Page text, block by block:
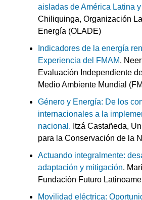
aisladas de América Latina
Chiliquinga, Organización
Energía (OLADE)
Indicadores de la energía
Experiencia del FMAM.
Evaluación Independiente
Medio Ambiente Mundial
Género y Energía: De los
internacionales a la
nacional. Itzá Castañeda,
para la Conservación de la
Actuando integralmente:
adaptación y mitigación.
Fundación Futuro
Movilidad eléctrica: